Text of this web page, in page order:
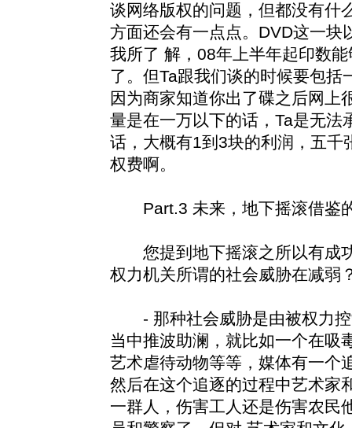
谈网络版权的问题，但都没有什
方面还会有一点点。DVD这一块
我所了 解，08年上半年起印数
了。但Ta跟我们谈的时候要包括
因为商家知道你出了碟之后网上
量是在一万以下的话，Ta是无法
话，大概有1到3块的利润，五千
权费啊。
Part.3 未来，地下摇滚借鉴
您提到地下摇滚之所以有成
权力机关所谓的社会威胁在减弱
- 那种社会威胁是由被权力控
当中推波助澜，就比如一个在吸
艺术虐待动物等等，媒体有一个
然后在这个追逐的过程中艺术家
一群人，伤害工人还是伤害农民